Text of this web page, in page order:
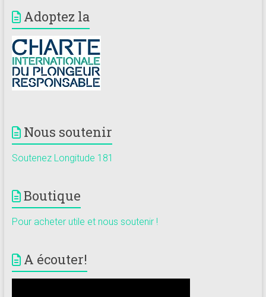
Adoptez la
Nous soutenir
Soutenez Longitude 181
Boutique
Pour acheter utile et nous soutenir !
A écouter!